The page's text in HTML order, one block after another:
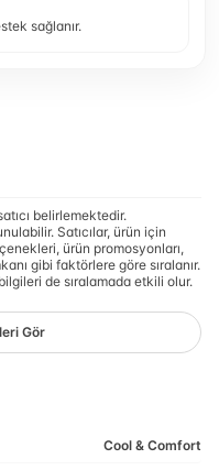
sağlanır.
belirlemektedir.
Satıcılar, ürün için
ürün promosyonları,
gibi faktörlere göre sıralanır.
de sıralamada etkili olur.
Gör
Cool & Comfort